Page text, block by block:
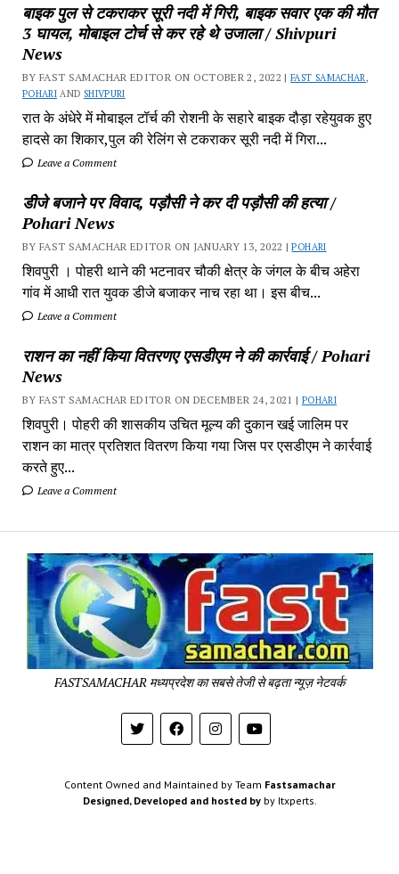
बाइक पुल से टकराकर सूरी नदी में गिरी, बाइक सवार एक की मौत
3 घायल, मोबाइल टोर्च से कर रहे थे उजाला / Shivpuri
News
BY FAST SAMACHAR EDITOR ON OCTOBER 2, 2022 |FAST SAMACHAR ,
POHARI AND SHIVPURI
रात के अंधेरे में मोबाइल टॉर्च की रोशनी के सहारे बाइक दौड़ा रहेयुवक हुए
हादसे का शिकार,पुल की रेलिंग से टकराकर सूरी नदी में गिरा...
Leave a Comment
डीजे बजाने पर विवाद, पड़ौसी ने कर दी पड़ौसी की हत्या /
Pohari News
BY FAST SAMACHAR EDITOR ON JANUARY 13, 2022 |POHARI
शिवपुरी‎ । पोहरी थाने की भटनावर चौकी क्षेत्र‎ के जंगल के बीच अहेरा
गांव में‎ आधी रात युवक डीजे बजाकर‎ नाच रहा था। इस बीच...
Leave a Comment
राशन का नहीं किया वितरणए एसडीएम ने की कार्रवाई / Pohari
News
BY FAST SAMACHAR EDITOR ON DECEMBER 24, 2021 | POHARI
शिवपुरी। पोहरी की शासकीय उचित मूल्य की दुकान खई जालिम पर
राशन का मात्र प्रतिशत वितरण किया गया जिस पर एसडीएम ने कार्रवाई
करते हुए...
Leave a Comment
-
FASTSAMACHAR मध्यप्रदेश का सबसे तेजी से बढ़ता न्यूज़ नेटवर्क
Content Owned and Maintained by Team Fastsamachar
Designed, Developed and hosted byby Itxperts.